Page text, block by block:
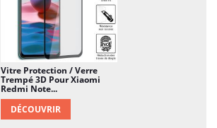
Vitre Protection / Verre
Trempé 3D Pour Xiaomi
Redmi Note...
DÉCOUVRIR